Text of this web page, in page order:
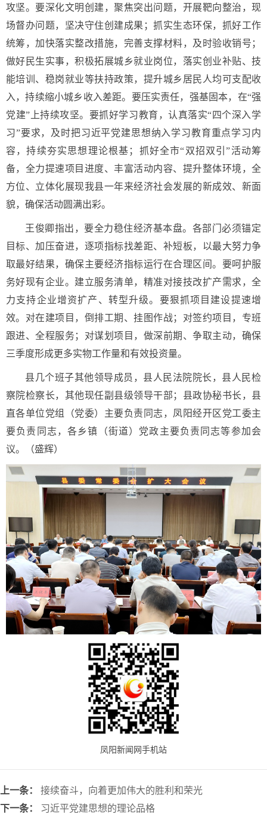
攻坚。要深化文明创建，聚焦突出问题，开展靶向整治，现
场督办问题，坚决守住创建成果；抓实生态环保，抓好工作
统筹，加快落实整改措施，完善支撑材料，及时验收销号；
做好民生实事，积极拓展城乡就业岗位，落实创业补贴、技
能培训、稳岗就业等扶持政策，提升城乡居民人均可支配收
入，持续缩小城乡收入差距。要压实责任，强基固本，在“强
党建”上持续攻坚。要抓好学习教育，认真落实“四个深入学
习”要求，及时把习近平党建思想纳入学习教育重点学习内
容，持续夯实思想理论根基；抓好全市“双招双引”活动筹
备，全力提速项目进度、丰富活动内容、提升整体环境，全
方位、立体化展现我县一年来经济社会发展的新成效、新面
貌，确保活动圆满出彩。
王俊卿指出，要全力稳住经济基本盘。各部门必须锚定
目标、加压奋进，逐项指标找差距、补短板，以最大努力争
取最好结果，确保主要经济指标运行在合理区间。要呵护服
务好现有企业。建立服务清单，精准对接技改扩产需求，全
力支持企业增资扩产、转型升级。要狠抓项目建设提速增
效。对在建项目，倒排工期、挂图作战；对签约项目，专班
跟进、全程服务；对谋划项目，做深前期、争取主动，确保
三季度形成更多实物工作量和有效投资量。
县几个班子其他领导成员，县人民法院院长，县人民检
察院检察长，其他现任副县级领导干部；县政协秘书长，县
直各单位党组（党委）主要负责同志，凤阳经开区党工委主
要负责同志，各乡镇（街道）党政主要负责同志等参加会
议。（盛辉）
凤阳新闻网手机站
上一条：
接续奋斗，向着更加伟大的胜利和荣光
下一条：
习近平党建思想的理论品格